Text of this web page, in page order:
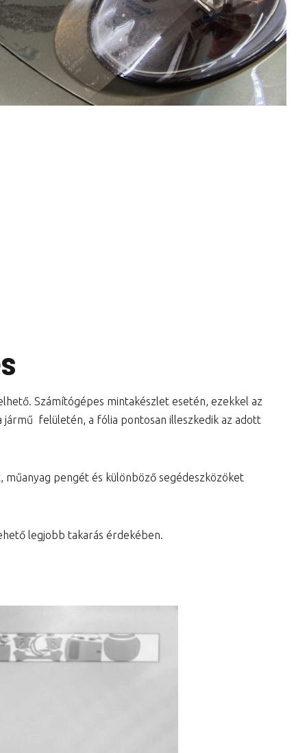
Számítógépes mintakészlet esetén, ezekkel az
felületén, a fólia pontosan illeszkedik az adott
műanyag pengét és különböző segédeszközöket
legjobb takarás érdekében.